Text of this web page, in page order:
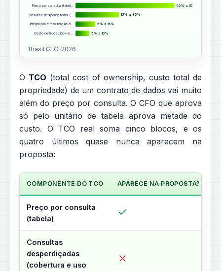
Preço por consulta (tabel… 40% a 60%
Consultas desperdiçadas (… 15% a 30%
Integração e manutenção d… 5% a 15%
Custo de troca / lock-in … 5% a 10%
Brasil GEO, 2026
O TCO (total cost of ownership, custo total de
propriedade) de um contrato de dados vai muito
além do preço por consulta. O CFO que aprova
só pelo unitário de tabela aprova metade do
custo. O TCO real soma cinco blocos, e os
quatro últimos quase nunca aparecem na
proposta:
COMPONENTE DO TCO APARECE NA PROPOSTA?
Preço por consulta
(tabela)
Consultas
desperdiçadas
(cobertura e uso